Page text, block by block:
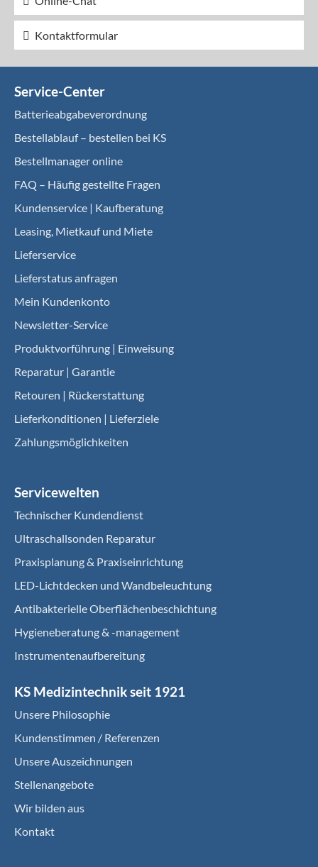
Kontaktformular
Service-Center
Batterieabgabeverordnung
Bestellablauf – bestellen bei KS
Bestellmanager online
FAQ – Häufig gestellte Fragen
Kundenservice | Kaufberatung
Leasing, Mietkauf und Miete
Lieferservice
Lieferstatus anfragen
Mein Kundenkonto
Newsletter-Service
Produktvorführung | Einweisung
Reparatur | Garantie
Retouren | Rückerstattung
Lieferkonditionen | Lieferziele
Zahlungsmöglichkeiten
Servicewelten
Technischer Kundendienst
Ultraschallsonden Reparatur
Praxisplanung & Praxiseinrichtung
LED-Lichtdecken und Wandbeleuchtung
Antibakterielle Oberflächenbeschichtung
Hygieneberatung & -management
Instrumentenaufbereitung
KS Medizintechnik seit 1921
Unsere Philosophie
Kundenstimmen / Referenzen
Unsere Auszeichnungen
Stellenangebote
Wir bilden aus
Kontakt